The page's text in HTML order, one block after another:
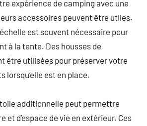
expérience de camping avec une
accessoires peuvent être utiles.
est souvent nécessaire pour
à la tente. Des housses de
être utilisées pour préserver votre
lorsqu’elle est en place.
additionnelle peut permettre
et d’espace de vie en extérieur. Ces